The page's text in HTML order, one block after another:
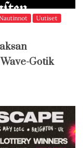
Uutiset
Gotik